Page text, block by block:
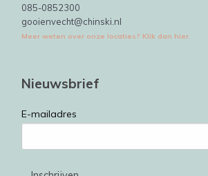
085-0852300
gooienvecht@chinski.nl
Meer weten over onze locaties? Klik dan hier.
Nieuwsbrief
E-mailadres